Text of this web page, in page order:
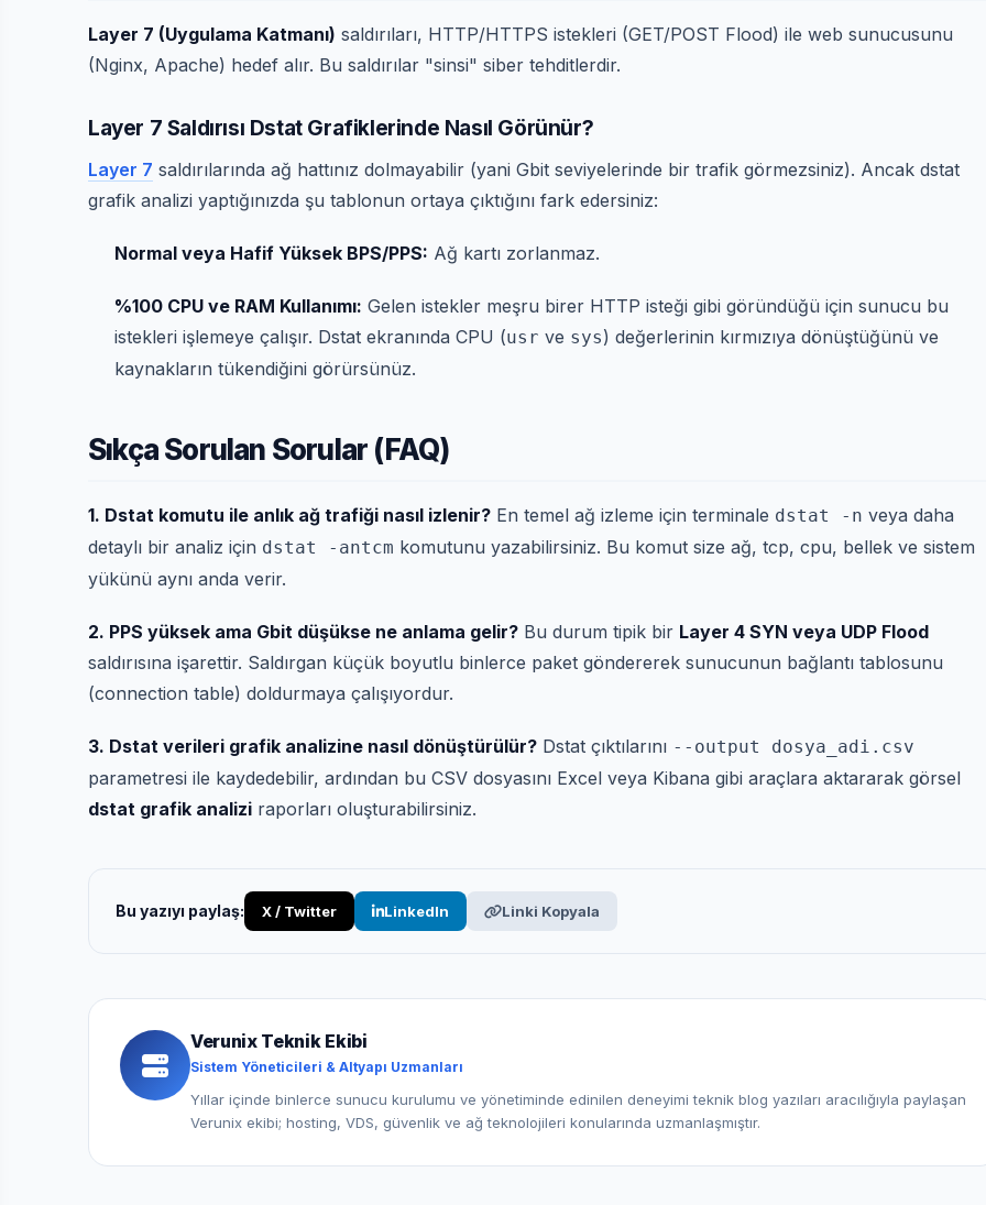
Layer 7 (Uygulama Katmanı) saldırıları, HTTP/HTTPS istekleri (GET/POST Flood) ile web sunucusunu
(Nginx, Apache) hedef alır. Bu saldırılar "sinsi" siber tehditlerdir.
Layer 7 Saldırısı Dstat Grafiklerinde Nasıl Görünür?
Layer 7 saldırılarında ağ hattınız dolmayabilir (yani Gbit seviyelerinde bir trafik görmezsiniz). Ancak dstat
grafik analizi yaptığınızda şu tablonun ortaya çıktığını fark edersiniz:
Normal veya Hafif Yüksek BPS/PPS: Ağ kartı zorlanmaz.
%100 CPU ve RAM Kullanımı: Gelen istekler meşru birer HTTP isteği gibi göründüğü için sunucu bu
istekleri işlemeye çalışır. Dstat ekranında CPU (usr ve sys) değerlerinin kırmızıya dönüştüğünü ve
kaynakların tükendiğini görürsünüz.
Sıkça Sorulan Sorular (FAQ)
1. Dstat komutu ile anlık ağ trafiği nasıl izlenir? En temel ağ izleme için terminale dstat -n veya daha
detaylı bir analiz için dstat -antcm komutunu yazabilirsiniz. Bu komut size ağ, tcp, cpu, bellek ve sistem
yükünü aynı anda verir.
2. PPS yüksek ama Gbit düşükse ne anlama gelir? Bu durum tipik bir Layer 4 SYN veya UDP Flood
saldırısına işarettir. Saldırgan küçük boyutlu binlerce paket göndererek sunucunun bağlantı tablosunu
(connection table) doldurmaya çalışıyordur.
3. Dstat verileri grafik analizine nasıl dönüştürülür? Dstat çıktılarını --output dosya_adi.csv
parametresi ile kaydedebilir, ardından bu CSV dosyasını Excel veya Kibana gibi araçlara aktararak görsel
dstat grafik analizi raporları oluşturabilirsiniz.
Bu yazıyı paylaş: X / Twitter LinkedIn Linki Kopyala
Verunix Teknik Ekibi
Sistem Yöneticileri & Altyapı Uzmanları
Yıllar içinde binlerce sunucu kurulumu ve yönetiminde edinilen deneyimi teknik blog yazıları aracılığıyla paylaşan
Verunix ekibi; hosting, VDS, güvenlik ve ağ teknolojileri konularında uzmanlaşmıştır.